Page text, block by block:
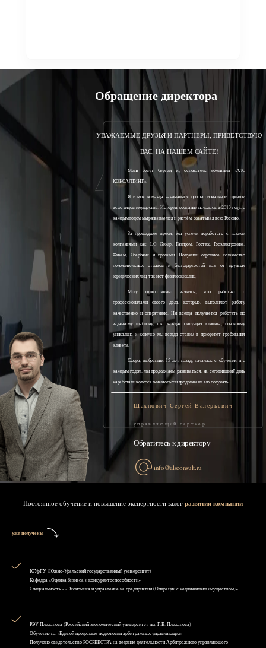
Обращение директора
УВАЖАЕМЫЕ ДРУЗЬЯ И ПАРТНЕРЫ, ПРИВЕТСТВУЮ
ВАС, НА НАШЕМ САЙТЕ!
Меня зовут Сергей, я, основатель компании «АЛС
КОНСАЛТИНГ».
Я и моя команда занимаемся профессиональной оценкой
всех видов имущества. История компании началась в 2013 году, с
каждым годом мы развиваемся и растём, охватывая всю Россию.
За прошедшее время, мы успели поработать с такими
компаниями как: LG Group, Газпром, Ростех, Росэлектроника,
Финам, Сбербанк и прочими. Получили огромное количество
положительных отзывов и благодарностей как от крупных
юридических лиц, так и от физических лиц.
Могу ответственно заявить, что работаю с
профессионалами своего дела, которые, выполняют работу
качественно и оперативно. Ни всегда получается работать по
заданному шаблону, т.к. каждая ситуация клиента, по-своему
уникальна и конечно мы всегда ставим в приоритет требования
клиента.
Сфера, выбранная 15 лет назад, началась с обучения и с
каждым годом, мы продолжаем развиваться, на сегодняшний день
наработали колоссальный опыт и продолжаем его получать.
Шахнович Сергей Валерьевич
управляющий партнер
Обратитесь к директору
info@alsconsult.ru
Постоянное обучение и повышение экспертности залог развития компании
уже получены
ЮУрГУ (Южно-Уральский государственный университет)
Кафедра «Оценка бизнеса и конкурентоспособности»
Специальность - «Экономика и управление на предприятии (Операции с недвижимым имуществом)»
РЭУ Плеханова (Российский экономический университет им. Г.В. Плеханова)
Обучение на «Единой программе подготовки арбитражных управляющих»
Получено свидетельство РОСРЕЕСТРА на ведение деятельности Арбитражного управляющего